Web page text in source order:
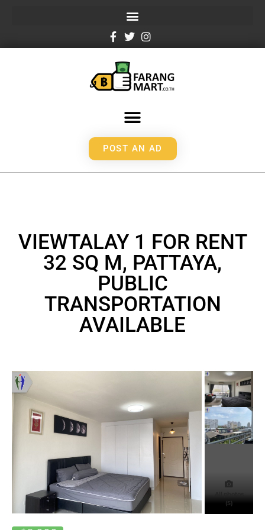
POST AN AD
VIEWTALAY 1 FOR RENT
32 SQ M, PATTAYA,
PUBLIC
TRANSPORTATION
AVAILABLE
(5)